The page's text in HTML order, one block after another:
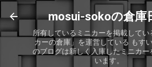
スキップしてメイン コンテンツ
mosui-sokoの倉庫
所有しているミニカーを掲載してい
カーの倉庫」を運営している もす
のブログは新しく入庫したミニカー
います。